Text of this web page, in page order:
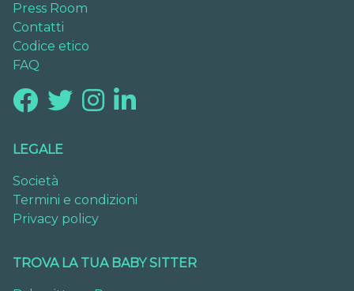
Press Room
Contatti
Codice etico
FAQ
LEGALE
Società
Termini e condizioni
Privacy policy
TROVA LA TUA BABY SITTER